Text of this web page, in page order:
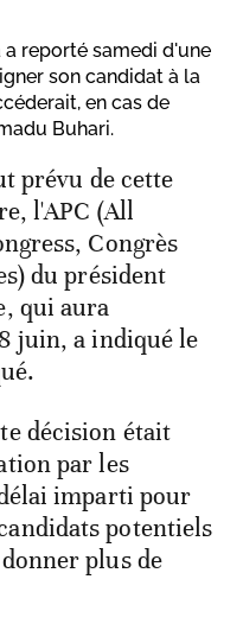
reporté samedi d'une
son candidat à la
en cas de
Buhari.
prévu de cette
l'APC (All
Congrès
du président
qui aura
juin, a indiqué le
décision était
par les
imparti pour
potentiels
plus de